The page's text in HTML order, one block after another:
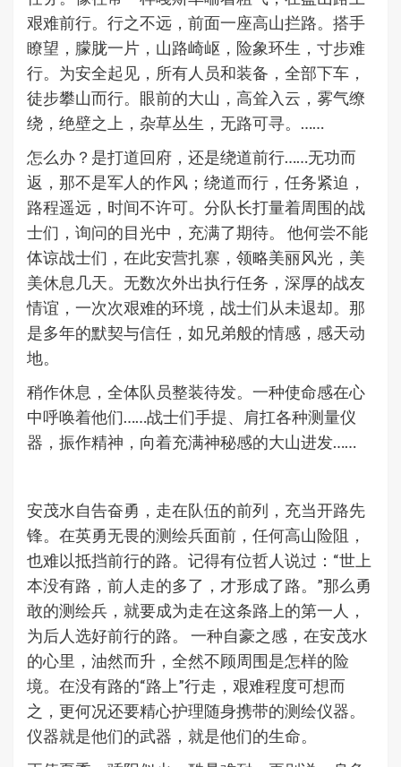
艰难前行。行之不远，前面一座高山拦路。搭手
瞭望，朦胧一片，山路崎岖，险象环生，寸步难
行。为安全起见，所有人员和装备，全部下车，
徒步攀山而行。眼前的大山，高耸入云，雾气缭
绕，绝壁之上，杂草丛生，无路可寻。……
怎么办？是打道回府，还是绕道前行……无功而
返，那不是军人的作风；绕道而行，任务紧迫，
路程遥远，时间不许可。分队长打量着周围的战
士们，询问的目光中，充满了期待。 他何尝不能
体谅战士们，在此安营扎寨，领略美丽风光，美
美休息几天。无数次外出执行任务，深厚的战友
情谊，一次次艰难的环境，战士们从未退却。那
是多年的默契与信任，如兄弟般的情感，感天动
地。
稍作休息，全体队员整装待发。一种使命感在心
中呼唤着他们……战士们手提、肩扛各种测量仪
器，振作精神，向着充满神秘感的大山进发……
安茂水自告奋勇，走在队伍的前列，充当开路先
锋。在英勇无畏的测绘兵面前，任何高山险阻，
也难以抵挡前行的路。记得有位哲人说过：“世上
本没有路，前人走的多了，才形成了路。”那么勇
敢的测绘兵，就要成为走在这条路上的第一人，
为后人选好前行的路。 一种自豪之感，在安茂水
的心里，油然而升，全然不顾周围是怎样的险
境。在没有路的“路上”行走，艰难程度可想而
之，更何况还要精心护理随身携带的测绘仪器。
仪器就是他们的武器，就是他们的生命。